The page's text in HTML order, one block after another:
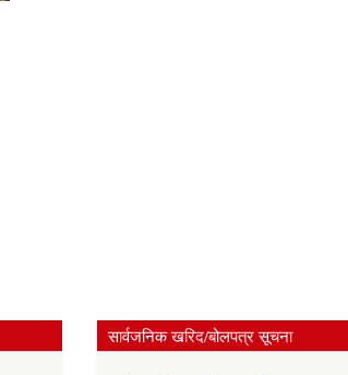
सार्वजनिक खरिद/बोलपत्र सूचना